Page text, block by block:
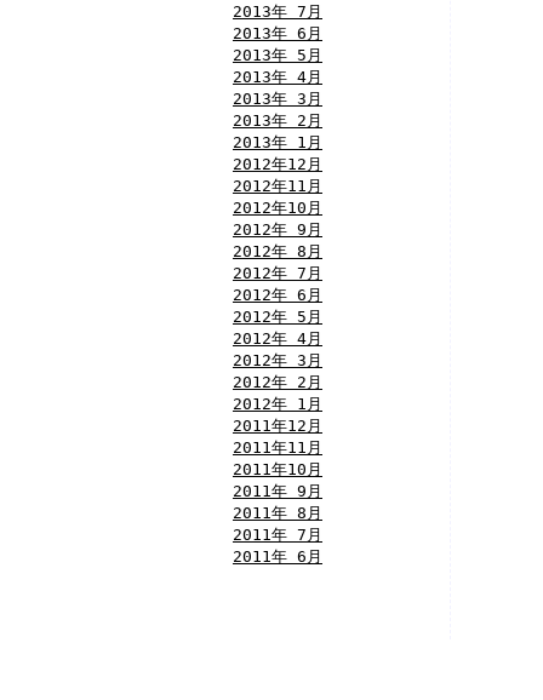
2013年 7月
2013年 6月
2013年 5月
2013年 4月
2013年 3月
2013年 2月
2013年 1月
2012年12月
2012年11月
2012年10月
2012年 9月
2012年 8月
2012年 7月
2012年 6月
2012年 5月
2012年 4月
2012年 3月
2012年 2月
2012年 1月
2011年12月
2011年11月
2011年10月
2011年 9月
2011年 8月
2011年 7月
2011年 6月